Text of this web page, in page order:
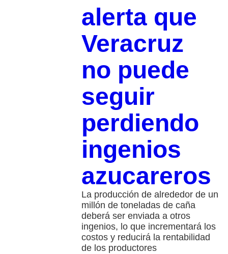
alerta que
Veracruz
no puede
seguir
perdiendo
ingenios
azucareros
La producción de alrededor de un
millón de toneladas de caña
deberá ser enviada a otros
ingenios, lo que incrementará los
costos y reducirá la rentabilidad
de los productores